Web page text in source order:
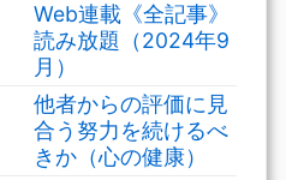
Web連載《全記事》
読み放題（2024年9
月）
他者からの評価に見
合う努力を続けるべ
きか（心の健康）